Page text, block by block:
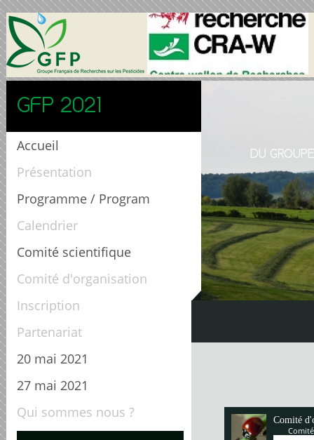
GFP 2021
Accueil
Présentation
Programme / Program
Calendrier
Comité scientifique
Comité d'organisation
Inscription
Partenariat
20 mai 2021
27 mai 2021
Qui sommes nous ?
DU
Comité